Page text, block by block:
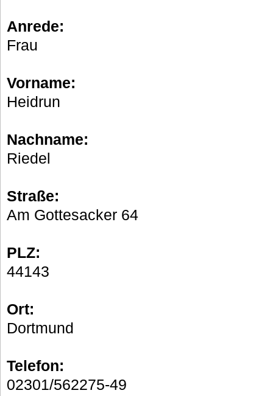
Anrede:
Frau
Vorname:
Heidrun
Nachname:
Riedel
Straße:
Am Gottesacker 64
PLZ:
44143
Ort:
Dortmund
Telefon:
02301/562275-49